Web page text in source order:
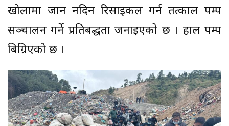
खोलामा जान नदिन रिसाइकल गर्न तत्काल पम्प
सञ्चालन गर्ने प्रतिबद्धता जनाइएको छ । हाल पम्प
बिग्रिएको छ ।